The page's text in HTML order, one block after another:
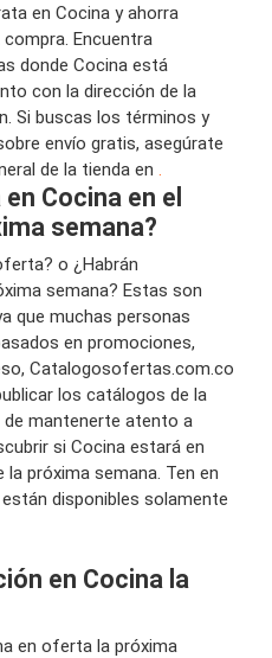
en Cocina y ahorra
Encuentra
donde Cocina está
con la dirección de la
Si buscas los términos y
envío gratis, asegúrate
de la tienda en
Cocina en el
semana?
o ¿Habrán
semana? Estas son
que muchas personas
en promociones,
Catalogosofertas.com.co
los catálogos de la
mantenerte atento a
si Cocina estará en
próxima semana. Ten en
disponibles solamente
en Cocina la
en oferta la próxima